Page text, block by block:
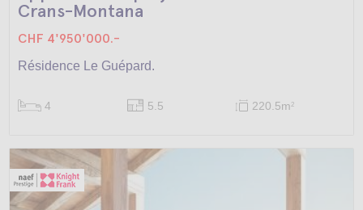
Crans-Montana
CHF 4'950'000.-
Résidence Le Guépard.
4 5.5 220.5m2